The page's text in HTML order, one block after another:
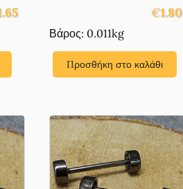
€1.80
Βάρος: 0.011kg
Προσθήκη στο καλάθι